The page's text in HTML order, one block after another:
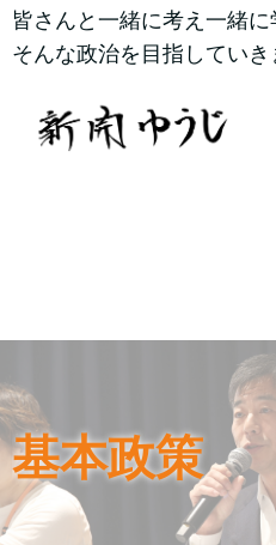
皆さんと一緒に考え一緒に
そんな政治を目指していき
基本政策